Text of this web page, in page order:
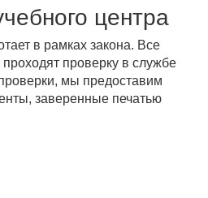
центра
в рамках закона. Все
проверку в службе
мы предоставим
заверенные печатью